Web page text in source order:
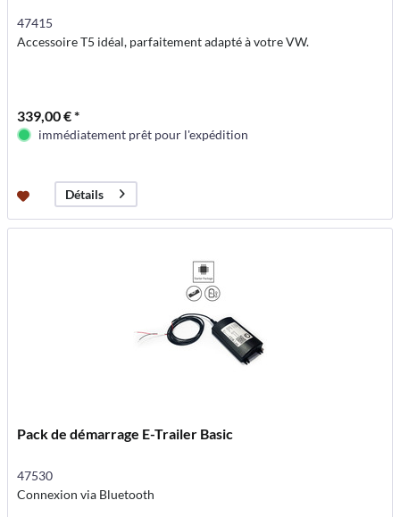
47415
Accessoire T5 idéal, parfaitement adapté à votre VW.
339,00 € *
immédiatement prêt pour l'expédition
Détails
Pack de démarrage E-Trailer Basic
47530
Connexion via Bluetooth